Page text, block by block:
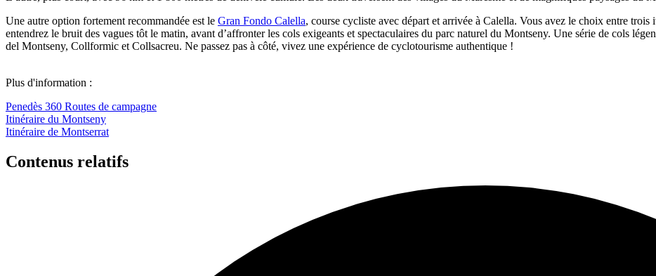
Une autre option fortement recommandée est le Gran Fondo Calella , course cycliste avec départ et arrivée à Calella. Vous avez le choix entre
entendrez le bruit des vagues tôt le matin, avant d’affronter les cols exigeants et spectaculaires du parc naturel du Montseny. Une série de cols
del Montseny, Collformic et Collsacreu. Ne passez pas à côté, vivez une expérience de cyclotourisme authentique !
Plus d'information :
Penedès 360 Routes de campagne
Itinéraire du Montseny
Itinéraire de Montserrat
Contenus relatifs